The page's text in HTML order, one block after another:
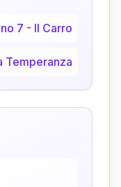
7 - Il Carro
Temperanza